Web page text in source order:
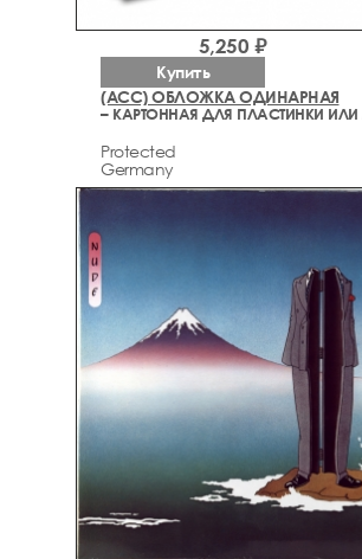
(ACC) ОБЛОЖКА ОДИНАРНАЯ
Protected
Germany
5,250 ₽
Купить